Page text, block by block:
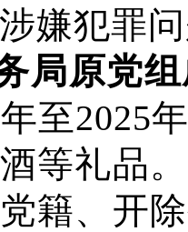
嫌犯罪
局原党
年至2025
等礼品
籍、开